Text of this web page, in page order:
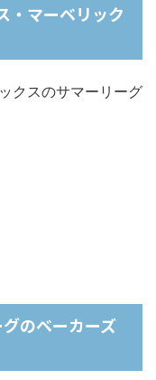
・マーベリック
クスのサマーリーグ
のベーカーズ